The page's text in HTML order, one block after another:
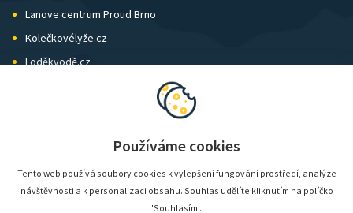
Lanove centrum Proud Brno
Kolečkovélyže.cz
Loděkvodě.cz
Používáme cookies
Tento web používá soubory cookies k vylepšení fungování prostředí, analýze
návštěvnosti a k personalizaci obsahu. Souhlas udělíte kliknutím na políčko
'Souhlasím'.